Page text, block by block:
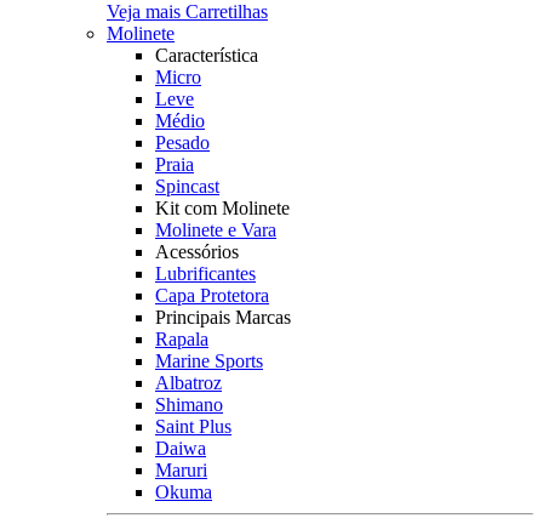
Veja mais Carretilhas
Molinete
Característica
Micro
Leve
Médio
Pesado
Praia
Spincast
Kit com Molinete
Molinete e Vara
Acessórios
Lubrificantes
Capa Protetora
Principais Marcas
Rapala
Marine Sports
Albatroz
Shimano
Saint Plus
Daiwa
Maruri
Okuma